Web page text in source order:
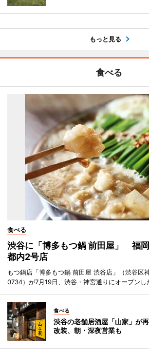
もっと見る
食べる
食べる
渋谷に「博多もつ鍋 前田屋」 福
都内2号店
もつ鍋店「博多もつ鍋 前田屋 渋谷店」（渋谷区
0734）が7月19日、渋谷・神宮通りにオープンし
食べる
渋谷の老舗居酒屋「山家」が
改装、朝・深夜営業も